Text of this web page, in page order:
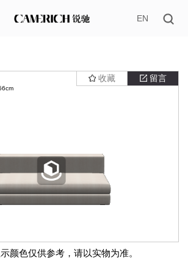
EN
收藏 留言
颜色仅供参考，请以实物为准。